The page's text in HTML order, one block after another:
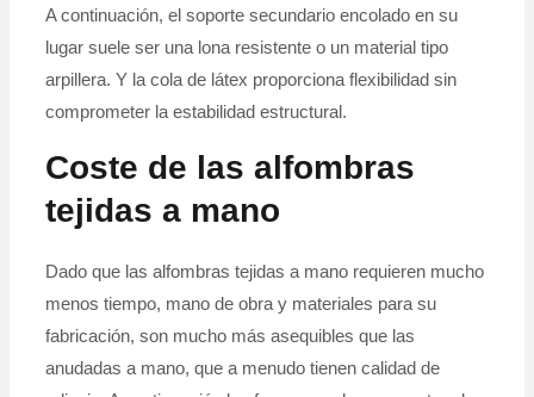
A continuación, el soporte secundario encolado en su
lugar suele ser una lona resistente o un material tipo
arpillera. Y la cola de látex proporciona flexibilidad sin
comprometer la estabilidad estructural.
Coste de las alfombras
tejidas a mano
Dado que las alfombras tejidas a mano requieren mucho
menos tiempo, mano de obra y materiales para su
fabricación, son mucho más asequibles que las
anudadas a mano, que a menudo tienen calidad de